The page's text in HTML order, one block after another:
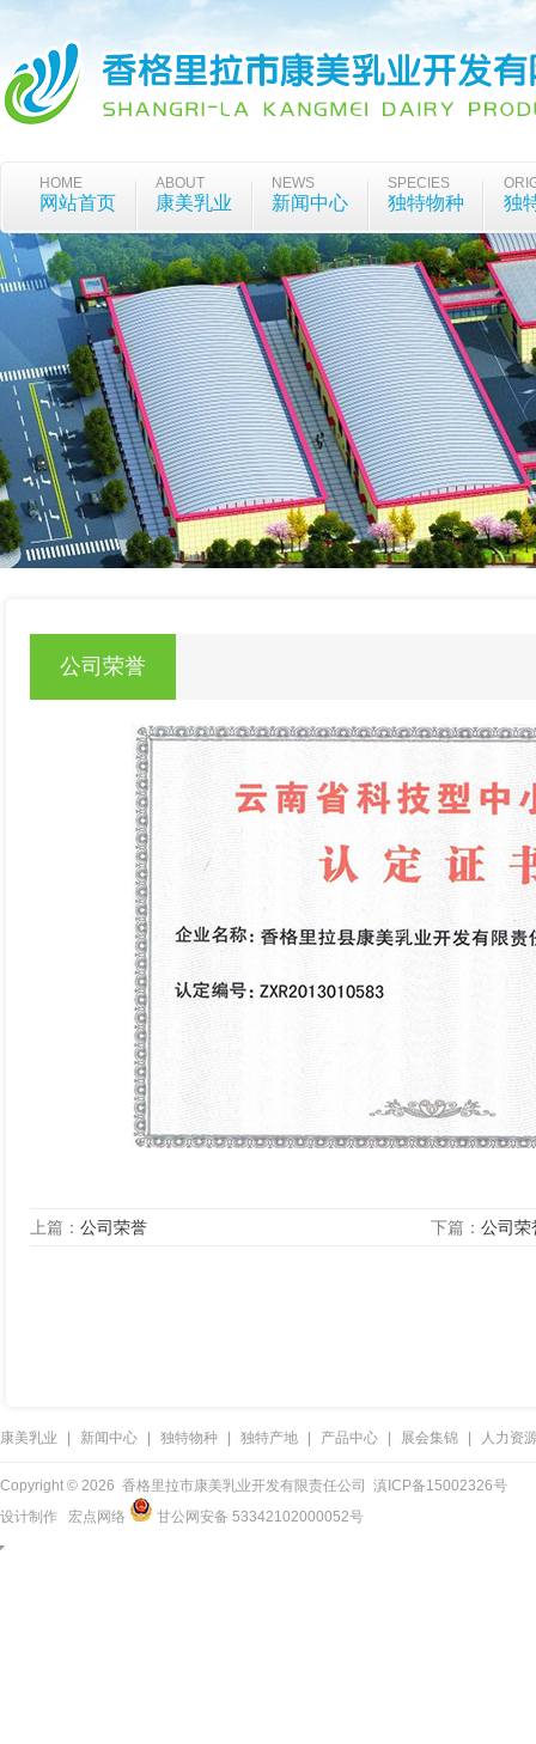
HOME
网站首页
ABOUT
康美乳业
NEWS
新闻中心
SPECIES
独特物种 独
公司荣誉
上篇： 公司荣誉 下篇： 公司荣
康美乳业 新闻中心 独特物种 独特产地 产品中心 展会集锦 人力资
Copyright © 2026 香格里拉市康美乳业开发有限责任公司 滇ICP备15002326号
设计制作 宏点网络 甘公网安备 53342102000052号